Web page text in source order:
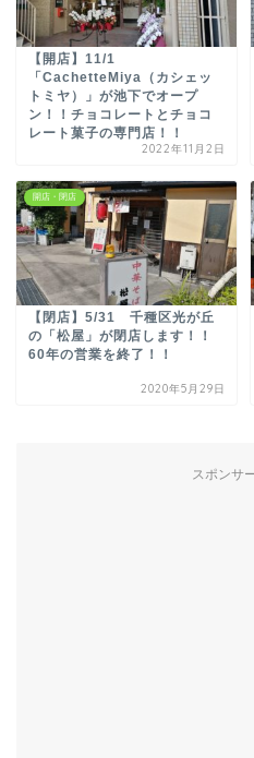
【開店】11/1
「CachetteMiya（カシェッ
トミヤ）」が池下でオープ
ン！！チョコレートとチョコ
レート菓子の専門店！！
2022年11月2日
開店・閉店
【閉店】5/31 千種区光が丘
の「松屋」が閉店します！！
60年の営業を終了！！
2020年5月29日
スポンサ